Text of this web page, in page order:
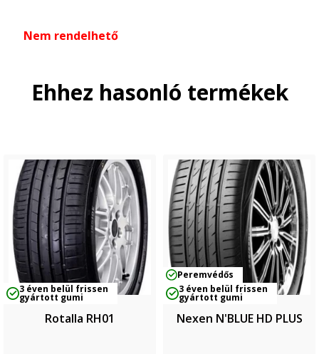
Nem rendelhető
Ehhez hasonló termékek
3 éven belül frissen
gyártott gumi
Rotalla RH01
Peremvédős
3 éven belül frissen
gyártott gumi
Nexen N'BLUE HD PLUS